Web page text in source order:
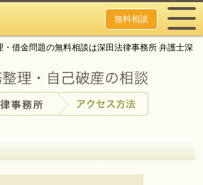
借金問題の無料相談は深田法律事務所 弁護士深
無料相談